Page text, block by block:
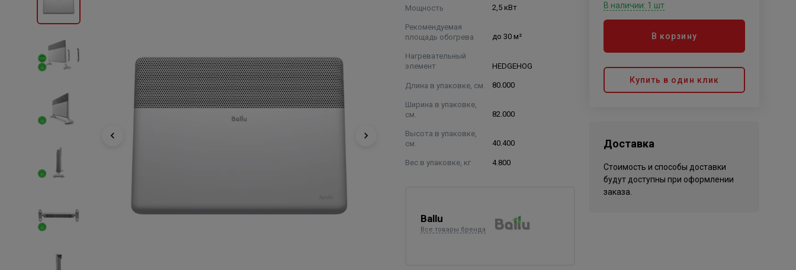
Мощность 2,5 кВт
Рекомендуемая
площадь обогрева
до 30 м²
Нагревательный
элемент
HEDGEHOG
Длина в упаковке, см. 80.000
Ширина в упаковке,
см.
82.000
Высота в упаковке,
см.
40.400
Вес в упаковке, кг 4.800
Ballu
Все товары бренда
В наличии: 1 шт
В корзину
Купить в один клик
Доставка
Стоимость и способы доставки
будут доступны при оформлении
заказа.